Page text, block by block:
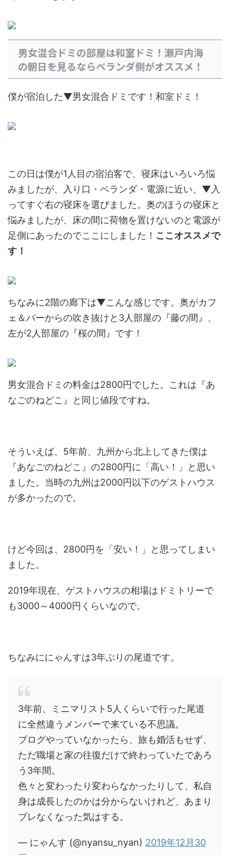
男女混合ドミの部屋は和室ドミ！瀬戸内海
の朝日を見るならベランダ側がオススメ！
僕が宿泊した▼男女混合ドミです！和室ドミ！
この日は僕が1人目の宿泊客で、寝床はいろいろ悩
みましたが、入り口・ベランダ・電源に近い、▼入
ってすぐ右の寝床を選びました。奥のほうの寝床と
悩みましたが、床の間に荷物を置けないのと電源が
足側にあったのでここにしました！ ここオススメで
す！
ちなみに2階の廊下は▼こんな感じです。奥がカフ
ェ＆バーからの吹き抜けと3人部屋の『藤の間』、
左が2人部屋の『桜の間』です！
男女混合ドミの料金は2800円でした。これは『あ
なごのねどこ』と同じ値段ですね。
そういえば、5年前、九州から北上してきた僕は
『あなごのねどこ』の2800円に「高い！」と思い
ました。当時の九州は2000円以下のゲストハウス
が多かったので。
けど今回は、2800円を「安い！」と思ってしまい
ました。
2019年現在、ゲストハウスの相場はドミトリーで
も3000～4000円くらいなので。
ちなみににゃんすは3年ぶりの尾道です。
3年前、ミニマリスト5人くらいで行った尾道
に全然違うメンバーで来ている不思議。
ブログやっていなかったら、旅も婚活もせず、
ただ職場と家の往復だけで終わっていたであろ
う3年間。
色々と変わったり変わらなかったりして、私自
身は成長したのかは分からないけれど、あまり
ブレなくなった気はする。
— にゃんす (@nyansu_nyan) 2019年12月30